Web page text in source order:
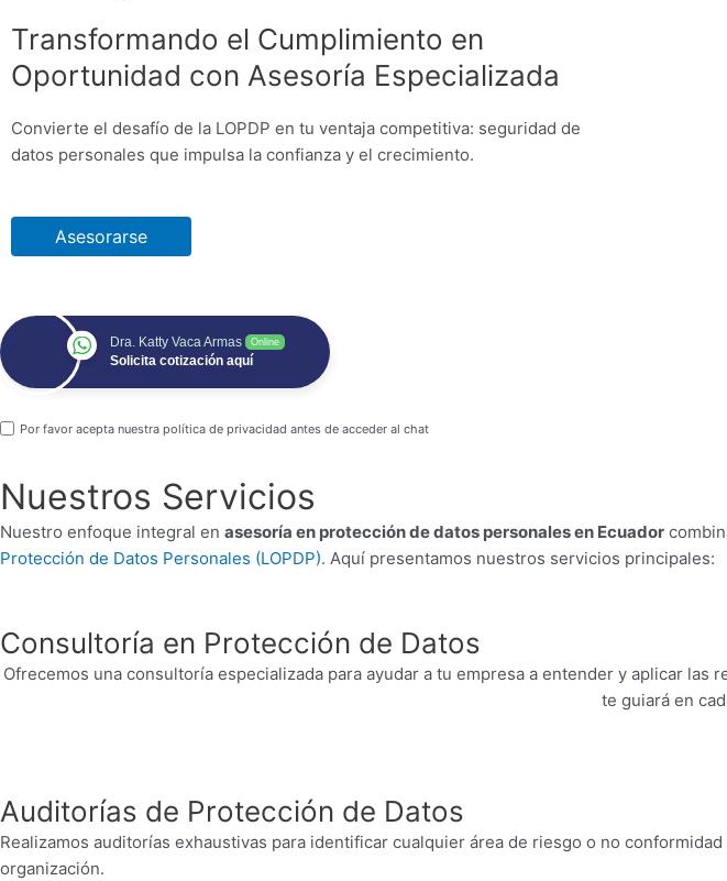
Transformando el Cumplimiento en
Oportunidad con Asesoría Especializada
Convierte el desafío de la LOPDP en tu ventaja competitiva: seguridad de
datos personales que impulsa la confianza y el crecimiento.
Asesorarse
Dra. Katty Vaca Armas Online
Solicita cotización aquí
Por favor acepta nuestra política de privacidad antes de acceder al chat
Nuestros Servicios
Nuestro enfoque integral en asesoría en protección de datos personales en Ecuador
Protección de Datos Personales (LOPDP). Aquí presentamos nuestros servicios principales:
Consultoría en Protección de Datos
Ofrecemos una consultoría especializada para ayudar a tu empresa a entender y aplicar las
te guiará en
Auditorías de Protección de Datos
Realizamos auditorías exhaustivas para identificar cualquier área de riesgo o no
organización.